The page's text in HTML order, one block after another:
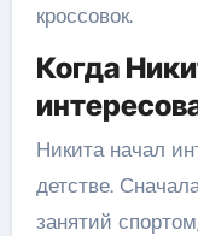
кроссовок.
Когда
Никита начал
детстве.
занятий